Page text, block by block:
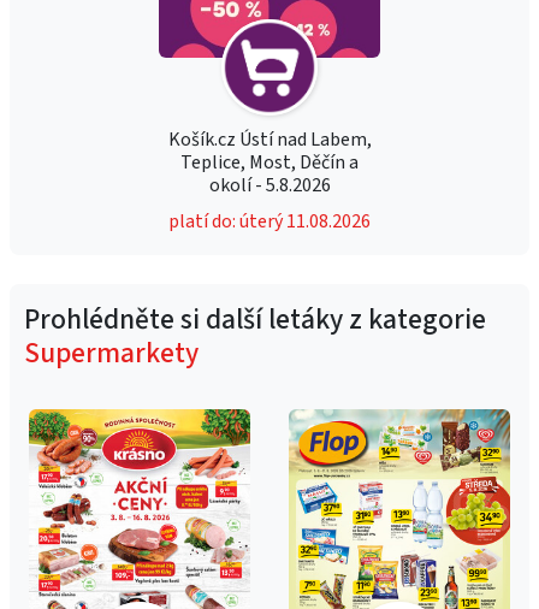
Košík.cz Ústí nad Labem,
Teplice, Most, Děčín a
okolí - 5.8.2026
platí do: úterý 11.08.2026
Prohlédněte si další letáky z kategorie
Supermarkety